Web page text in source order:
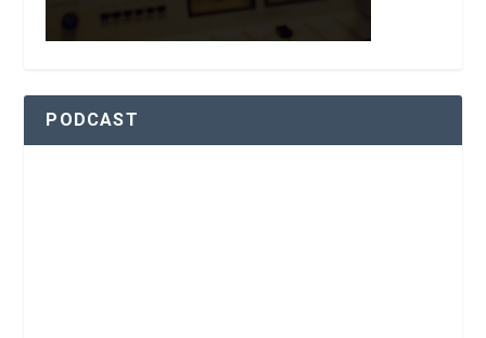
PODCAST